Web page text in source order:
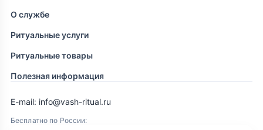
О службе
Ритуальные услуги
Ритуальные товары
Полезная информация
Бесплатно по России:
E-mail: info@vash-ritual.ru